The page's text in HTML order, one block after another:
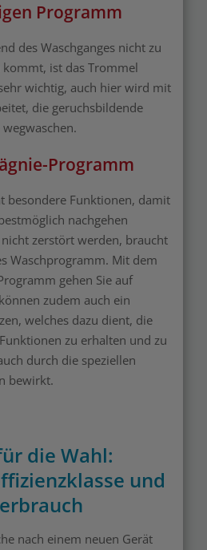
Programm
des Waschganges nicht zu
kommt, ist das Trommel
wichtig, auch hier wird mit
die geruchsbildende
Programm
besondere Funktionen, damit
nachgehen
zerstört werden, braucht
Waschprogramm. Mit dem
gehen Sie auf
zudem auch ein
welches dazu dient, die
zu erhalten und zu
durch die speziellen
bewirkt.
die Wahl:
und
nach einem neuen Gerät